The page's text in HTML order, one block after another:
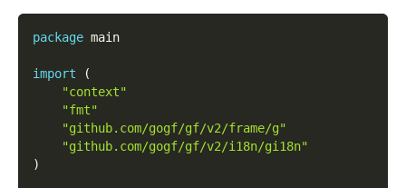
package main
import
(
"context"
"fmt"
"github.com/gogf/gf/v2/frame/g"
"github.com/gogf/gf/v2/i18n/gi18n"
)